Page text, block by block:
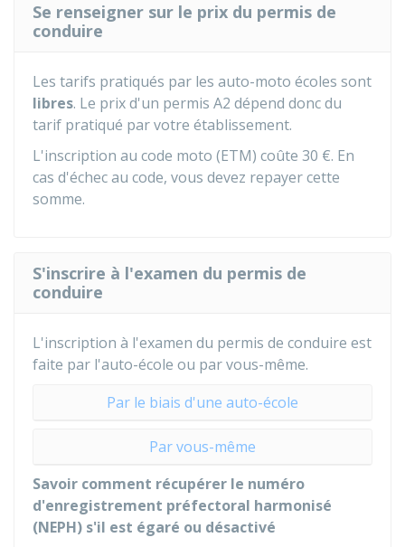
Se renseigner sur le prix du permis de
conduire
Les tarifs pratiqués par les auto-moto écoles sont
libres. Le prix d'un permis A2 dépend donc du
tarif pratiqué par votre établissement.
L'inscription au code moto (ETM) coûte 30 €. En
cas d'échec au code, vous devez repayer cette
somme.
S'inscrire à l'examen du permis de
conduire
L'inscription à l'examen du permis de conduire est
faite par l'auto-école ou par vous-même.
Par le biais d'une auto-école
Par vous-même
Savoir comment récupérer le numéro
d'enregistrement préfectoral harmonisé
(NEPH) s'il est égaré ou désactivé